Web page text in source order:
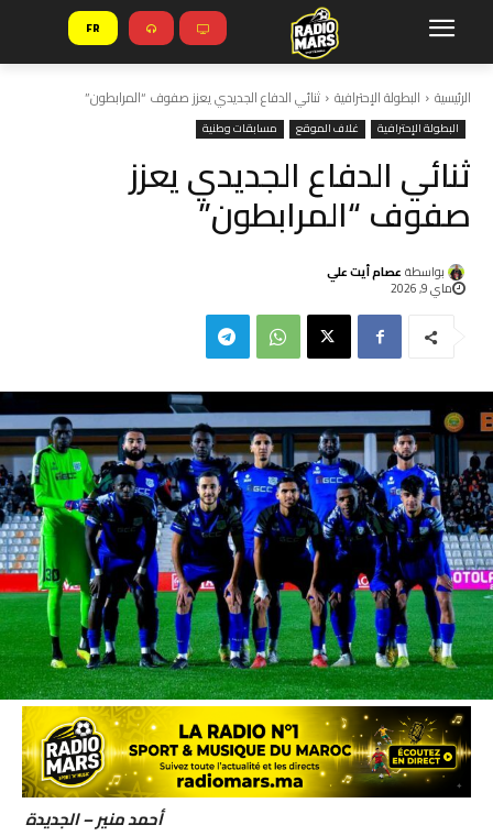
FR
الرئيسية البطولة الإحترافية ثنائي الدفاع الجديدي يعزز صفوف “المرابطون”
البطولة الإحترافية غلاف الموقع مسابقات وطنية
ثنائي الدفاع الجديدي يعزز
صفوف “المرابطون”
بواسطة عصام أيت علي
ماي 9, 2026
أحمد منير – الجديدة